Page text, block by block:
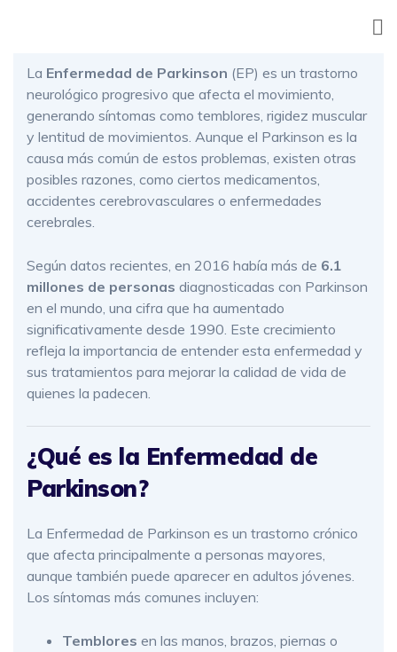
La Enfermedad de Parkinson (EP) es un trastorno
neurológico progresivo que afecta el movimiento,
generando síntomas como temblores, rigidez muscular
y lentitud de movimientos. Aunque el Parkinson es la
causa más común de estos problemas, existen otras
posibles razones, como ciertos medicamentos,
accidentes cerebrovasculares o enfermedades
cerebrales.
Según datos recientes, en 2016 había más de 6.1
millones de personas diagnosticadas con Parkinson
en el mundo, una cifra que ha aumentado
significativamente desde 1990. Este crecimiento
refleja la importancia de entender esta enfermedad y
sus tratamientos para mejorar la calidad de vida de
quienes la padecen.
¿Qué es la Enfermedad de
Parkinson?
La Enfermedad de Parkinson es un trastorno crónico
que afecta principalmente a personas mayores,
aunque también puede aparecer en adultos jóvenes.
Los síntomas más comunes incluyen:
Temblores en las manos, brazos, piernas o